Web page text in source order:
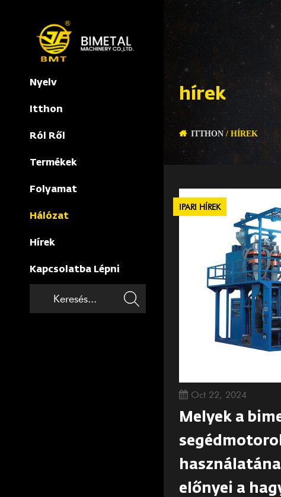
Nyelv
Itthon
Ról Ről
Termékek
Folyamat
Hálózat
Hírek
Kapcsolatba Lépni
hírek
ITTHON/ HÍREK
IPARI HÍREK
Oct 22, 2024
Melyek a
előnyei a